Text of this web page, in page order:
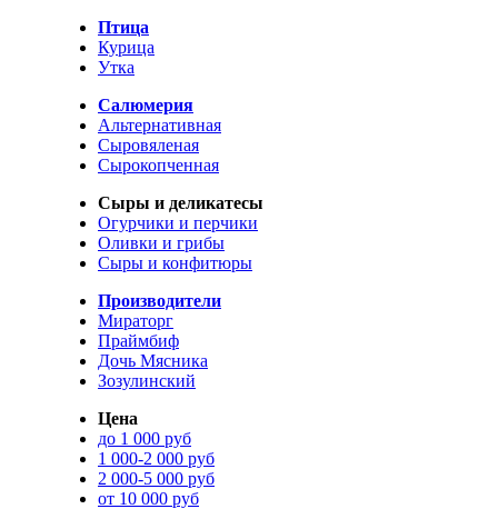
Птица
Курица
Утка
Салюмерия
Альтернативная
Сыровяленая
Сырокопченная
Сыры и деликатесы
Огурчики и перчики
Оливки и грибы
Сыры и конфитюры
Производители
Мираторг
Праймбиф
Дочь Мясника
Зозулинский
Цена
до 1 000 руб
1 000-2 000 руб
2 000-5 000 руб
от 10 000 руб